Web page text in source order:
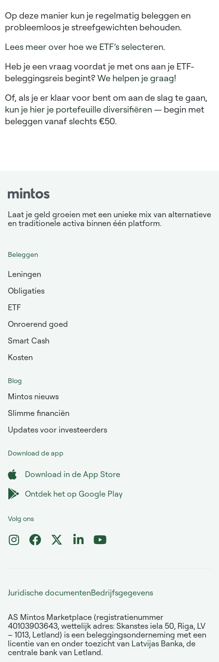
Op deze manier kun je regelmatig beleggen en
probleemloos je streefgewichten behouden.
Lees meer over hoe we ETF’s selecteren.
Heb je een vraag voordat je met ons aan je ETF-
beleggingsreis begint?We helpen je graag!
Of, als je er klaar voor bent om aan de slag te gaan,
kun je hier je portefeuille diversifiëren— begin met
beleggen vanaf slechts €50.
Laat je geld groeien met een unieke mix van alternatieve
en traditionele activa binnen één platform.
Beleggen
Leningen
Obligaties
ETF
Onroerend goed
Smart Cash
Kosten
Blog
Mintos nieuws
Slimme financiën
Updates voor investeerders
Download de app
Download in de App Store
Ontdek het op Google Play
Volg ons
Juridische documentenBedrijfsgegevens
AS Mintos Marketplace (registratienummer
40103903643, wettelijk adres: Skanstes iela 50, Riga, LV
– 1013, Letland) is een beleggingsonderneming met een
licentie van en onder toezicht van Latvijas Banka, de
centrale bank van Letland.